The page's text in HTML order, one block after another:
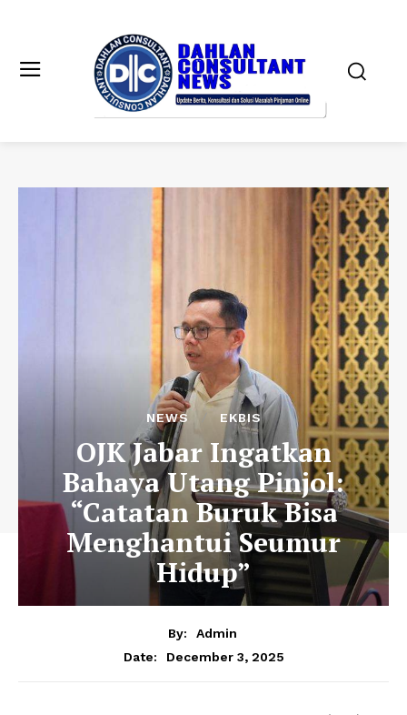
NEWS EKBIS
OJK Jabar Ingatkan
Bahaya Utang Pinjol:
“Catatan Buruk Bisa
Menghantui Seumur
Hidup”
By:
Admin
Date:
December 3, 2025